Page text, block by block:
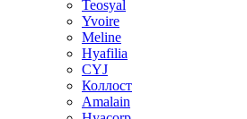
Teosyal
Yvoire
Meline
Hyafilia
CYJ
Коллост
Amalain